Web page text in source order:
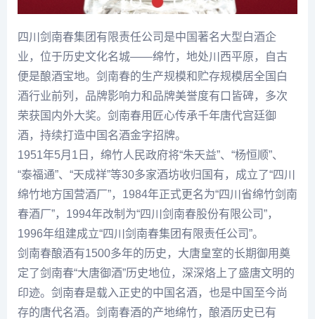
四川剑南春集团有限责任公司是中国著名大型白酒企
业，位于历史文化名城——绵竹，地处川西平原，自古
便是酿酒宝地。剑南春的生产规模和贮存规模居全国白
酒行业前列，品牌影响力和品牌美誉度有口皆碑，多次
荣获国内外大奖。剑南春用匠心传承千年唐代宫廷御
酒，持续打造中国名酒金字招牌。
1951年5月1日，绵竹人民政府将“朱天益”、“杨恒顺”、
“泰福通”、“天成祥”等30多家酒坊收归国有，成立了“四川
绵竹地方国营酒厂”，1984年正式更名为“四川省绵竹剑南
春酒厂”，1994年改制为“四川剑南春股份有限公司”，
1996年组建成立“四川剑南春集团有限责任公司”。
剑南春酿酒有1500多年的历史，大唐皇室的长期御用奠
定了剑南春“大唐御酒”历史地位，深深烙上了盛唐文明的
印迹。剑南春是载入正史的中国名酒，也是中国至今尚
存的唐代名酒。剑南春酒的产地绵竹，酿酒历史已有